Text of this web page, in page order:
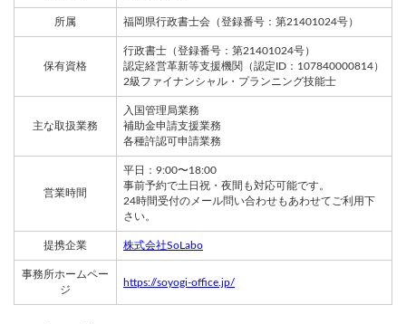
所属 福岡県行政書士会（登録番号：第21401024号）
保有資格
行政書士（登録番号：第21401024号）
認定経営革新等支援機関（認定ID：107840000814）
2級ファイナンシャル・プランニング技能士
主な取扱業務
入国管理局業務
補助金申請支援業務
各種許認可申請業務
営業時間
平日：9:00〜18:00
事前予約で土日祝・夜間も対応可能です。
24時間受付のメール問い合わせもあわせてご利用下
さい。
提携企業 株式会社SoLabo
事務所ホームペー
ジ
https://soyogi-office.jp/